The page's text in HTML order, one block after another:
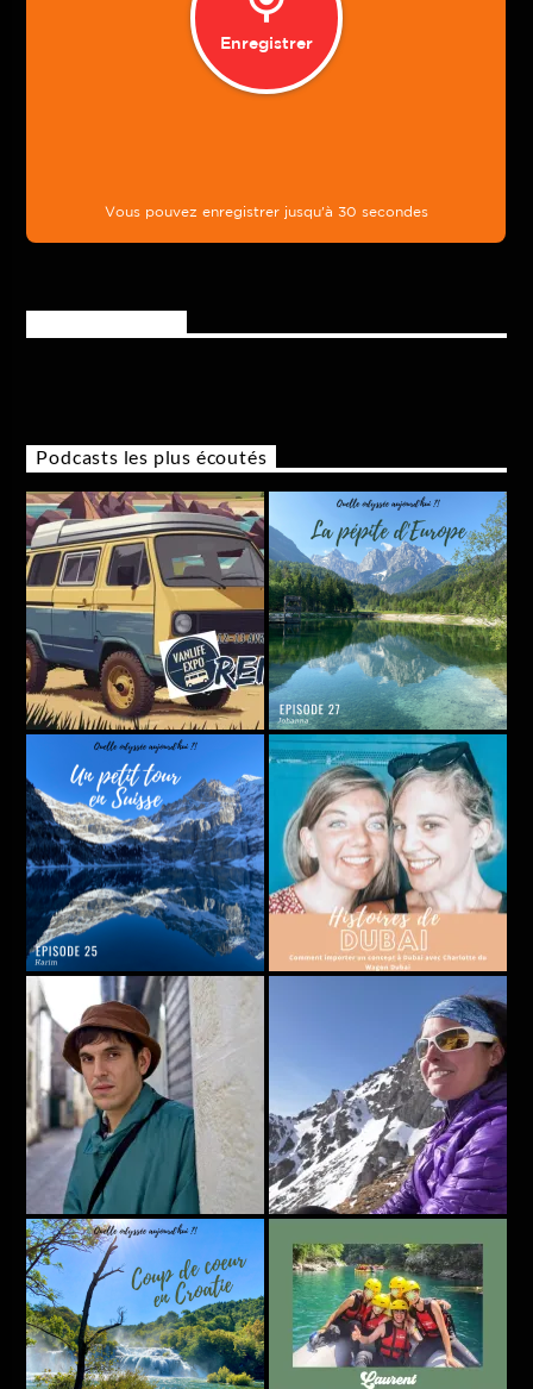
Podcasts les plus écoutés